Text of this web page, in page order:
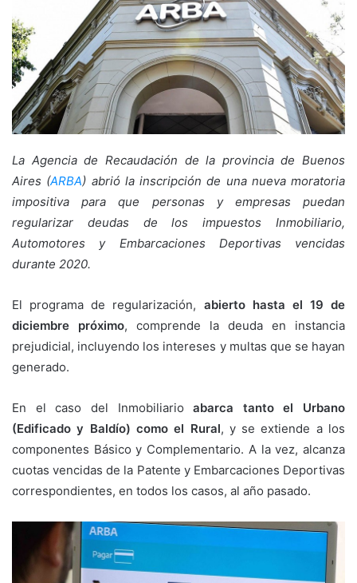
La Agencia de Recaudación de la provincia de Buenos
Aires (ARBA) abrió la inscripción de una nueva moratoria
impositiva para que personas y empresas puedan
regularizar deudas de los impuestos Inmobiliario,
Automotores y Embarcaciones Deportivas vencidas
durante 2020.
El programa de regularización, abierto hasta el 19 de
diciembre próximo, comprende la deuda en instancia
prejudicial, incluyendo los intereses y multas que se hayan
generado.
En el caso del Inmobiliarioabarca tanto el Urbano
(Edificado y Baldío) como el Rural, y se extiende a los
componentes Básico y Complementario. A la vez, alcanza
cuotas vencidas de la Patente y Embarcaciones Deportivas
correspondientes, en todos los casos, al año pasado.